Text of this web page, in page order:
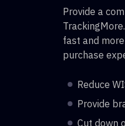
Provide a
fast and
purchase
Reduce
Provide
Cut down